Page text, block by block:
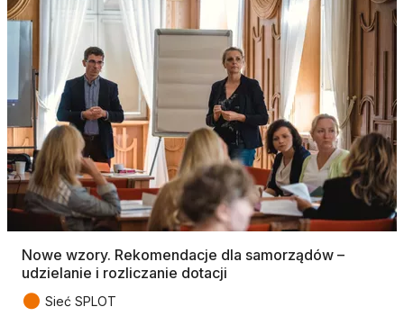
Nowe wzory. Rekomendacje dla samorządów –
udzielanie i rozliczanie dotacji
● Sieć SPLOT